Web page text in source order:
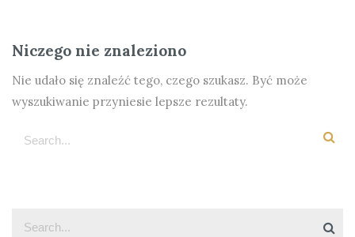
Niczego nie znaleziono
Nie udało się znaleźć tego, czego szukasz. Być może
wyszukiwanie przyniesie lepsze rezultaty.